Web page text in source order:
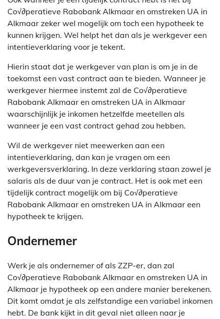
Co√∂peratieve Rabobank Alkmaar en omstreken UA in
Alkmaar zeker wel mogelijk om toch een hypotheek te
kunnen krijgen. Wel helpt het dan als je werkgever een
intentieverklaring voor je tekent.
Hierin staat dat je werkgever van plan is om je in de
toekomst een vast contract aan te bieden. Wanneer je
werkgever hiermee instemt zal de Co√∂peratieve
Rabobank Alkmaar en omstreken UA in Alkmaar
waarschijnlijk je inkomen hetzelfde meetellen als
wanneer je een vast contract gehad zou hebben.
Wil de werkgever niet meewerken aan een
intentieverklaring, dan kan je vragen om een
werkgeversverklaring. In deze verklaring staan zowel je
salaris als de duur van je contract. Het is ook met een
tijdelijk contract mogelijk om bij Co√∂peratieve
Rabobank Alkmaar en omstreken UA in Alkmaar een
hypotheek te krijgen.
Ondernemer
Werk je als ondernemer of als ZZP-er, dan zal
Co√∂peratieve Rabobank Alkmaar en omstreken UA in
Alkmaar je hypotheek op een andere manier berekenen.
Dit komt omdat je als zelfstandige een variabel inkomen
hebt. De bank kijkt in dit geval niet alleen naar je